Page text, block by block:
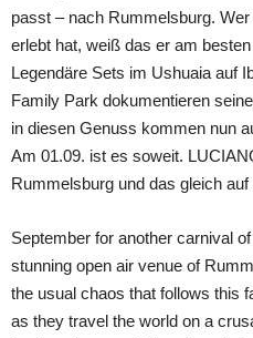
passt – nach Rummelsburg.
erlebt hat, weiß das er am
Legendäre Sets im Ushuaia auf
Family Park dokumentieren
in diesen Genuss kommen nun
Am 01.09. ist es soweit.
Rummelsburg und das gleich
September for another carnival
stunning open air venue of
the usual chaos that follows this
as they travel the world on a